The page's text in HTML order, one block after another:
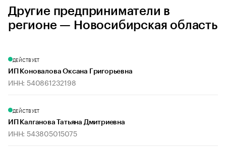
Другие предприниматели в
регионе — Новосибирская область
ДЕЙСТВУЕТ
ИП Коновалова Оксана Григорьевна
ИНН: 540861232198
ДЕЙСТВУЕТ
ИП Калганова Татьяна Дмитриевна
ИНН: 543805015075